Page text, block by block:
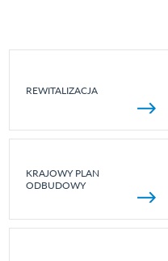
REWITALIZACJA
KRAJOWY PLAN
ODBUDOWY